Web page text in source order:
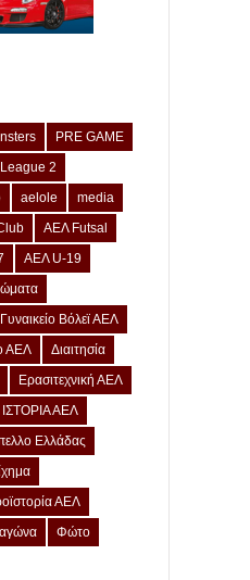
PRE GAME
2
aelole
media
ΑΕΛ Futsal
ΑΕΛ U-19
Γυναικείο Βόλεϊ ΑΕΛ
ΑΕΛ
Διαιτησία
Ερασιτεχνική ΑΕΛ
ΙΣΤΟΡΙΑ ΑΕΛ
Ελλάδας
ΑΕΛ
Φώτο